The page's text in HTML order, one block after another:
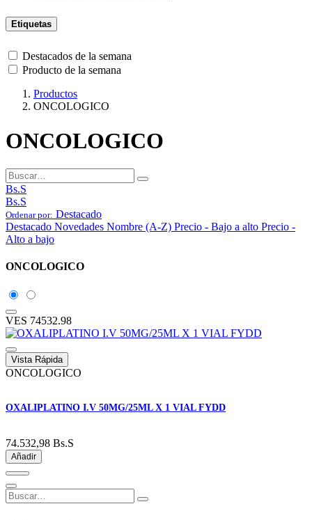
Etiquetas
Destacados de la semana
Producto de la semana
Productos
ONCOLOGICO
ONCOLOGICO
Bs.S
Bs.S
Ordenar por: Destacado
Destacado Novedades Nombre (A-Z) Precio - Bajo a alto Precio -
Alto a bajo
ONCOLOGICO
VES 74532.98
Vista Rápida
ONCOLOGICO
OXALIPLATINO I.V 50MG/25ML X 1 VIAL FYDD
74.532,98 Bs.S
Añadir